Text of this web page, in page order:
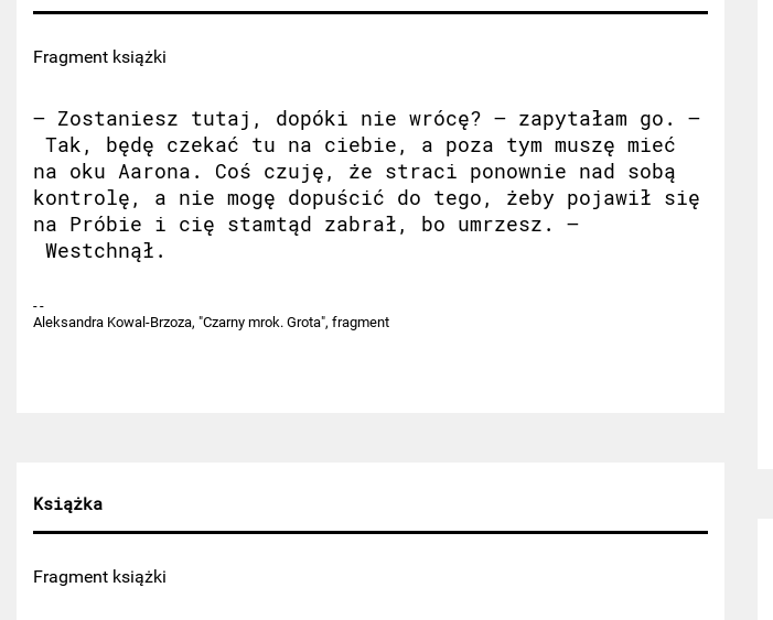
Fragment książki
– Zostaniesz tutaj, dopóki nie wrócę? – zapytałam go. –
Tak, będę czekać tu na ciebie, a poza tym muszę mieć
na oku Aarona. Coś czuję, że straci ponownie nad sobą
kontrolę, a nie mogę dopuścić do tego, żeby pojawił się
na Próbie i cię stamtąd zabrał, bo umrzesz. –
Westchnął.
Aleksandra Kowal-Brzoza, "Czarny mrok. Grota", fragment
Książka
Fragment książki